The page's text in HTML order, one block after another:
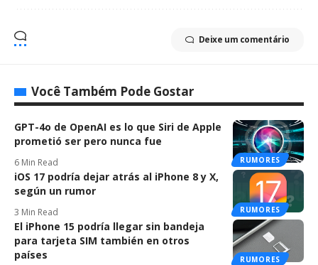
Deixe um comentário
Você Também Pode Gostar
RUMORES
GPT-4o de OpenAI es lo que Siri de Apple
prometió ser pero nunca fue
6 Min Read
RUMORES
iOS 17 podría dejar atrás al iPhone 8 y X,
según un rumor
3 Min Read
RUMORES
El iPhone 15 podría llegar sin bandeja
para tarjeta SIM también en otros
países